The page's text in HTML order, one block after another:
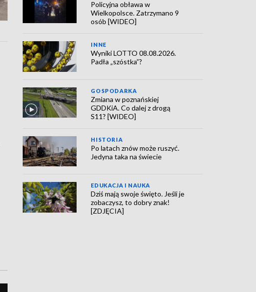
Policyjna obława w
Wielkopolsce. Zatrzymano 9
osób [WIDEO]
INNE
Wyniki LOTTO 08.08.2026.
Padła „szóstka”?
GOSPODARKA
Zmiana w poznańskiej
GDDKiA. Co dalej z drogą
S11? [WIDEO]
HISTORIA
Po latach znów może ruszyć.
Jedyna taka na świecie
EDUKACJA I NAUKA
Dziś mają swoje święto. Jeśli je
zobaczysz, to dobry znak!
[ZDJĘCIA]